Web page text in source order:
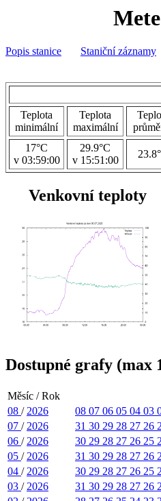
Popis stanice Staniční záznamy
Teplota
minimální
Teplota
maximální
17°C
v 03:59:00
29.9°C
v 15:51:00
Venkovní teploty
Dostupné grafy (max
Měsíc / Rok
08 / 2026 08 07 06 05 04 03
07 / 2026 31 30 29 28 27 26
06 / 2026 30 29 28 27 26 25
05 / 2026 31 30 29 28 27 26
04 / 2026 30 29 28 27 26 25
03 / 2026 31 30 29 28 27 26